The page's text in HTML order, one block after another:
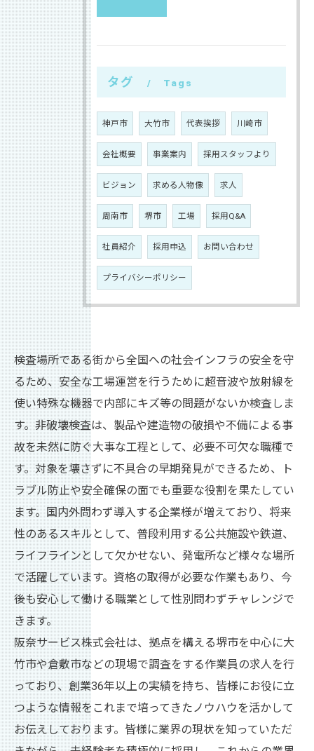
タグ Tags
神戸市 大竹市 代表挨拶 川崎市
会社概要 事業案内 採用スタッフより
ビジョン 求める人物像 求人
周南市 堺市 工場 採用Q&A
社員紹介 採用申込 お問い合わせ
プライバシーポリシー
検査場所である街から全国への社会インフラの安全を守
るため、安全な工場運営を行うために超音波や放射線を
使い特殊な機器で内部にキズ等の問題がないか検査しま
す。非破壊検査は、製品や建造物の破損や不備による事
故を未然に防ぐ大事な工程として、必要不可欠な職種で
す。対象を壊さずに不具合の早期発見ができるため、ト
ラブル防止や安全確保の面でも重要な役割を果たしてい
ます。国内外問わず導入する企業様が増えており、将来
性のあるスキルとして、普段利用する公共施設や鉄道、
ライフラインとして欠かせない、発電所など様々な場所
で活躍しています。資格の取得が必要な作業もあり、今
後も安心して働ける職業として性別問わずチャレンジで
きます。
阪奈サービス株式会社は、拠点を構える堺市を中心に大
竹市や倉敷市などの現場で調査をする作業員の求人を行
っており、創業36年以上の実績を持ち、皆様にお役に立
つような情報をこれまで培ってきたノウハウを活かして
お伝えしております。皆様に業界の現状を知っていただ